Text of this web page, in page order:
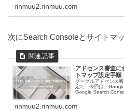
ンソールのエラーを
rinmuu2.rinmuu.com
次にSearch Consoleとサイトマ
アドセンス審査
トマップ設定手
グーグルアドセンス
定2。 今回は、
Google Search
インの設定準備がで
い。
rinmuu2.rinmuu.com